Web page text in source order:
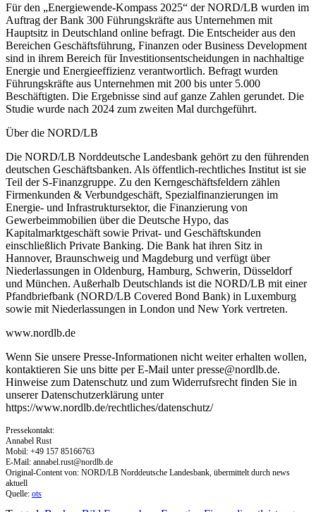
Für den „Energiewende-Kompass 2025“ der NORD/LB wurden im
Auftrag der Bank 300 Führungskräfte aus Unternehmen mit
Hauptsitz in Deutschland online befragt. Die Entscheider aus den
Bereichen Geschäftsführung, Finanzen oder Business Development
sind in ihrem Bereich für Investitionsentscheidungen in nachhaltige
Energie und Energieeffizienz verantwortlich. Befragt wurden
Führungskräfte aus Unternehmen mit 200 bis unter 5.000
Beschäftigten. Die Ergebnisse sind auf ganze Zahlen gerundet. Die
Studie wurde nach 2024 zum zweiten Mal durchgeführt.
Über die NORD/LB
Die NORD/LB Norddeutsche Landesbank gehört zu den führenden
deutschen Geschäftsbanken. Als öffentlich-rechtliches Institut ist sie
Teil der S-Finanzgruppe. Zu den Kerngeschäftsfeldern zählen
Firmenkunden & Verbundgeschäft, Spezialfinanzierungen im
Energie- und Infrastruktursektor, die Finanzierung von
Gewerbeimmobilien über die Deutsche Hypo, das
Kapitalmarktgeschäft sowie Privat- und Geschäftskunden
einschließlich Private Banking. Die Bank hat ihren Sitz in
Hannover, Braunschweig und Magdeburg und verfügt über
Niederlassungen in Oldenburg, Hamburg, Schwerin, Düsseldorf
und München. Außerhalb Deutschlands ist die NORD/LB mit einer
Pfandbriefbank (NORD/LB Covered Bond Bank) in Luxemburg
sowie mit Niederlassungen in London und New York vertreten.
www.nordlb.de
Wenn Sie unsere Presse-Informationen nicht weiter erhalten wollen,
kontaktieren Sie uns bitte per E-Mail unterpresse@nordlb.de.
Hinweise zum Datenschutz und zum Widerrufsrecht finden Sie in
unserer Datenschutzerklärung unter
https://www.nordlb.de/rechtliches/datenschutz/
Pressekontakt:
Annabel Rust
Mobil: +49 157 85166763
E-Mail: annabel.rust@nordlb.de
Original-Content von: NORD/LB Norddeutsche Landesbank, übermittelt durch news
aktuell
Quelle: ots